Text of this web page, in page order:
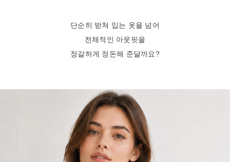
단순히 받쳐 입는 옷을 넘어
전체적인 아웃핏을
정갈하게 정돈해 준달까요?